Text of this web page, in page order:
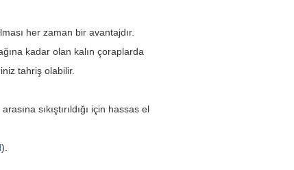
her zaman bir avantajdır.
kadar olan kalın çoraplarda
tahriş olabilir.
sıkıştırıldığı için hassas el
).